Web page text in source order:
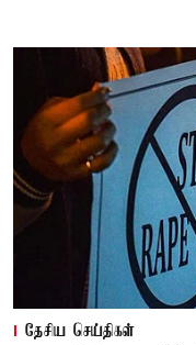
தேசிய செய்திகள்